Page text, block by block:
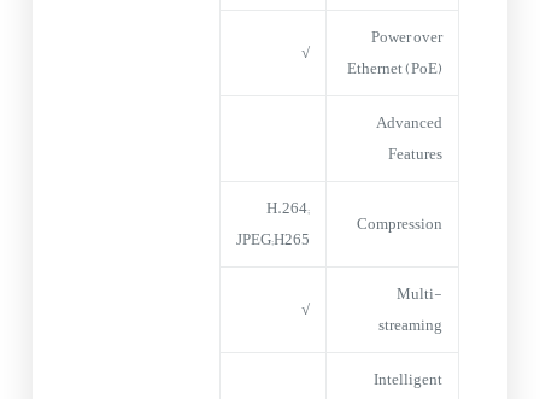
Power over
Ethernet (PoE)
√
Advanced
Features
Compression
H.264;
JPEG;H265
Multi-
streaming
√
Intelligent